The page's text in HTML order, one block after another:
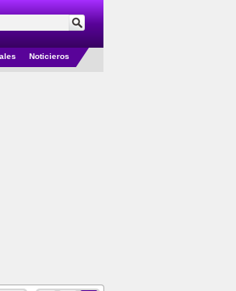
Noticieros